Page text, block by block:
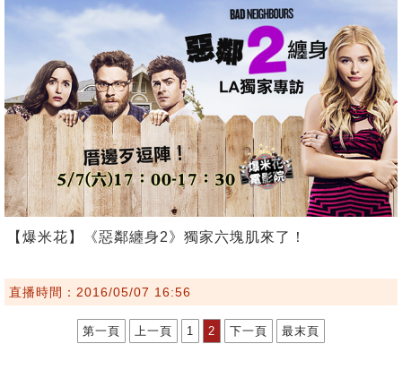
【爆米花】《惡鄰纏身2》獨家六塊肌來了！
直播時間：2016/05/07 16:56
第一頁 上一頁 1 2 下一頁 最末頁